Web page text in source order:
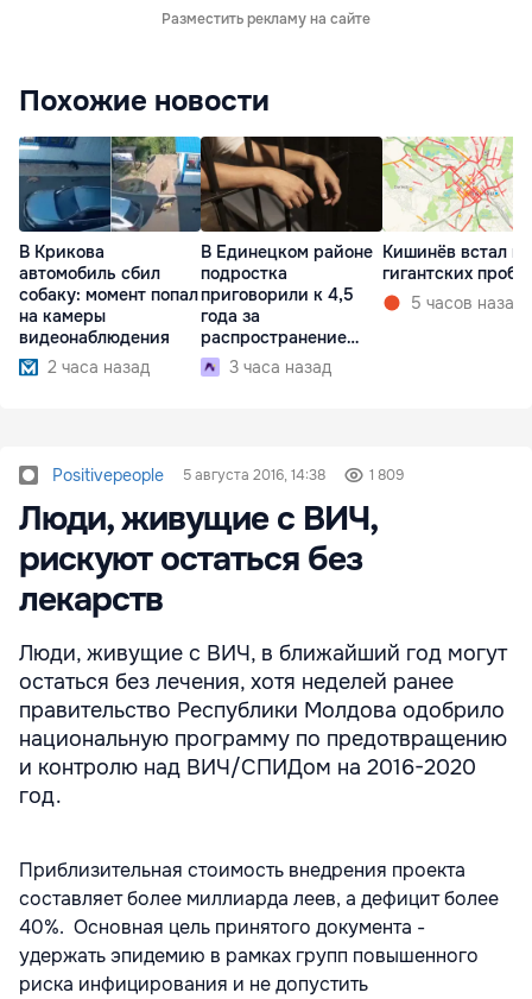
Разместить рекламу на сайте
Похожие новости
В Крикова
автомобиль сбил
собаку: момент попал
на камеры
видеонаблюдения
2 часа назад
В Единецком районе
подростка
приговорили к 4,5
года за
распространение
наркотиков
3 часа назад
Кишинёв встал в
гигантских
5 часов назад
Positivepeople 5 августа 2016, 14:38 1 809
Люди, живущие с ВИЧ,
рискуют остаться без
лекарств
Люди, живущие с ВИЧ, в ближайший год могут
остаться без лечения, хотя неделей ранее
правительство Республики Молдова одобрило
национальную программу по предотвращению
и контролю над ВИЧ/СПИДом на 2016-2020
год.
Приблизительная стоимость внедрения проекта
составляет более миллиарда леев, а дефицит более
40%. Основная цель принятого документа -
удержать эпидемию в рамках групп повышенного
риска инфицирования и не допустить